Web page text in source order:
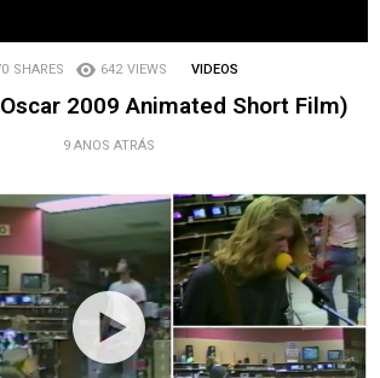
SHARES 642 VIEWS VIDEOS
2009 Animated Short Film)
9 ANOS ATRÁS